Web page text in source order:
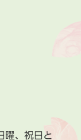
曜、祝日と